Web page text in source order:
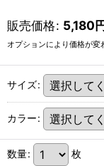
販売価格: 5,180
オプションにより価格が変
サイズ:
カラー:
数量: 枚